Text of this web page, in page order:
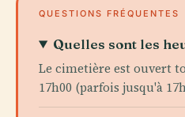
QUESTIONS FRÉQUENTES
Quelles sont les
Le cimetière est ouvert
17h00 (parfois jusqu'à